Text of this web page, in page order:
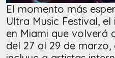
El momento más
Ultra Music Festival,
en Miami que
del 27 al 29 de